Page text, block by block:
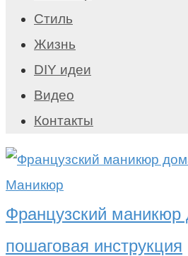
Стиль
Жизнь
DIY идеи
Видео
Контакты
Маникюр
Французский маникюр
пошаговая инструкция